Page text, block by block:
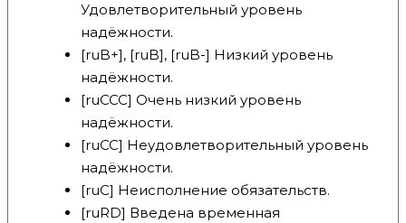
Удовлетворительный уровень
надёжности.
[ruB+], [ruB], [ruB-] Низкий уровень
надёжности.
[ruCCC] Очень низкий уровень
надёжности.
[ruCC] Неудовлетворительный уровень
надёжности.
[ruC] Неисполнение обязательств.
[ruRD] Введена временная